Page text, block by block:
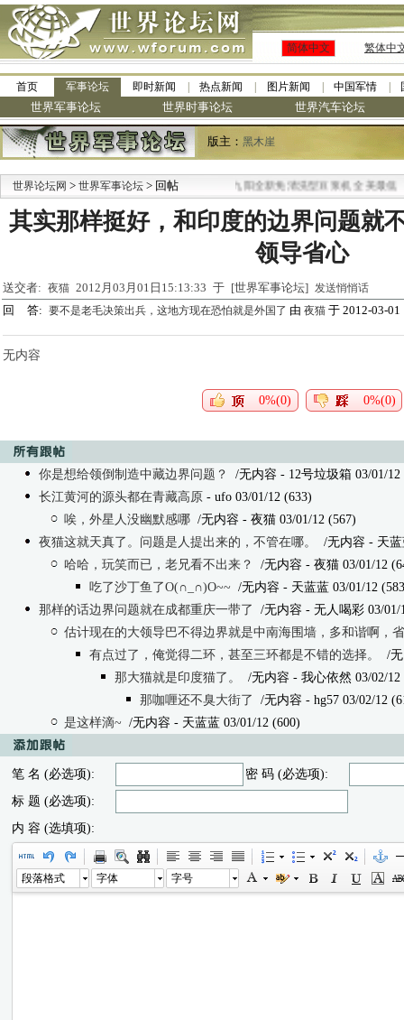
简体中文 繁体中
首页 军事论坛 即时新闻 热点新闻 图片新闻 中国军情
世界军事论坛 世界时事论坛 世界汽车论坛
版主： 黑木崖
世界论坛网 > 世界军事论坛 > 回帖 九阳全新免清洗型豆浆机 全美最低
其实那样挺好，和印度的边界问题就
领导省心
送交者: 夜猫 2012月03月01日15:13:33 于 [世界军事论坛] 发送悄悄话
回 答: 要不是老毛决策出兵，这地方现在恐怕就是外国了 由 夜猫 于 2012-03-01
无内容
0%(0) 0%(0)
你是想给领倒制造中藏边界问题？
/无内容 - 12号垃圾箱 03/01/12
长江黄河的源头都在青藏高原 - ufo 03/01/12 (633)
唉，外星人没幽默感哪 /无内容 - 夜猫 03/01/12 (567)
夜猫这就天真了。问题是人提出来的，不管在哪。
/无内容 - 天蓝
哈哈，玩笑而已，老兄看不出来？
/无内容 - 夜猫 03/01/12
吃了沙丁鱼了O(∩_∩)O~~ /无内容 - 天蓝蓝 03/01/12
那样的话边界问题就在成都重庆一带了
/无内容 - 无人喝彩 03/01/
估计现在的大领导巴不得边界就是中南海围墙，多和谐啊，
有点过了，俺觉得二环，甚至三环都是不错的选择。
/
那大猫就是印度猫了。
/无内容 - 我心依然 03/02/12
那咖喱还不臭大街了
/无内容 - hg57 03/02/12
是这样滴~ /无内容 - 天蓝蓝 03/01/12 (600)
笔 名 (必选项):
密 码 (必选项):
标 题 (必选项):
内 容 (选填项):
段落格式 字体 字号